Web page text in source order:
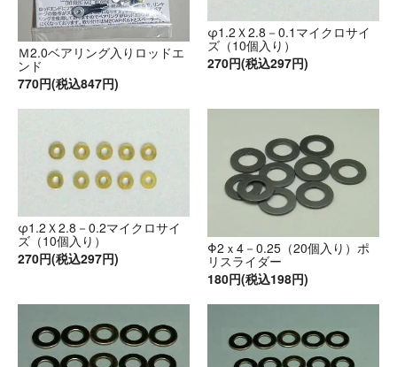
Ｍ2.0ベアリング入りロッドエ
ンド
770円(税込847円)
φ1.2Ｘ2.8－0.1マイクロサイ
ズ（10個入り）
270円(税込297円)
φ1.2Ｘ2.8－0.2マイクロサイ
ズ（10個入り）
270円(税込297円)
Φ2ｘ4－0.25（20個入り）ポ
リスライダー
180円(税込198円)